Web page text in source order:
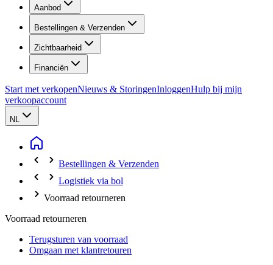
Aanbod
Bestellingen & Verzenden
Zichtbaarheid
Financiën
Start met verkopenNieuws & StoringenInloggenHulp bij mijn
verkoopaccount
NL
Bestellingen & Verzenden
Logistiek via bol
Voorraad retourneren
Voorraad retourneren
Terugsturen van voorraad
Omgaan met klantretouren